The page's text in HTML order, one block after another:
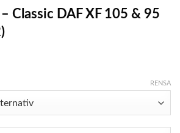
Classic DAF XF 105 & 95
RENSA